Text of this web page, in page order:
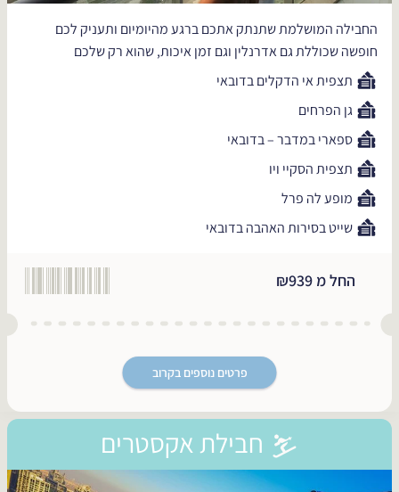
החבילה המושלמת שתנתק אתכם ברגע מהיומיום ותעניק לכם
חופשה שכוללת גם אדרנלין וגם זמן איכות, שהוא רק שלכם
תצפית אי הדקלים בדובאי
גן הפרחים
ספארי במדבר – בדובאי
תצפית הסקיי ויו
מופע לה פרל
שייט בסירות האהבה בדובאי
החל מ ₪939
פרטים נוספים בקרוב